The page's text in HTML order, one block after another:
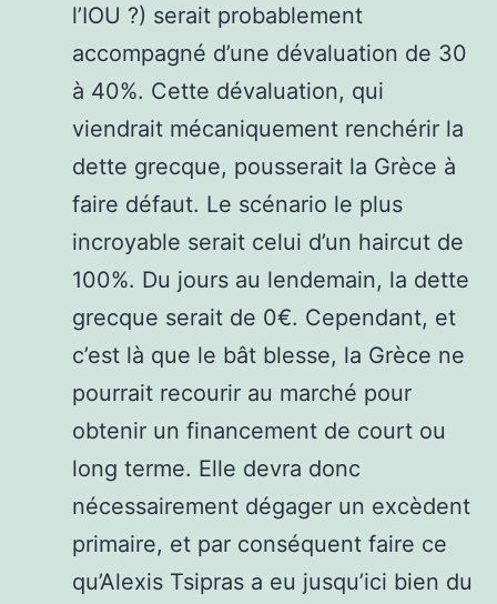
l’IOU ?) serait probablement
accompagné d’une dévaluation de 30
à 40%. Cette dévaluation, qui
viendrait mécaniquement renchérir la
dette grecque, pousserait la Grèce à
faire défaut. Le scénario le plus
incroyable serait celui d’un haircut de
100%. Du jours au lendemain, la dette
grecque serait de 0€. Cependant, et
c’est là que le bât blesse, la Grèce ne
pourrait recourir au marché pour
obtenir un financement de court ou
long terme. Elle devra donc
nécessairement dégager un excèdent
primaire, et par conséquent faire ce
qu’Alexis Tsipras a eu jusqu’ici bien du